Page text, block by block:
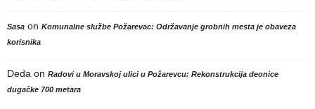
Sasa on Komunalne službe Požarevac: Održavanje grobnih mesta je obaveza
korisnika
Deda on Radovi u Moravskoj ulici u Požarevcu: Rekonstrukcija deonice
dugačke 700 metara